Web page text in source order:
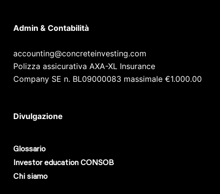
Admin & Contabilità
accounting@concreteinvesting.com
Polizza assicurativa AXA-XL Insurance
Company SE n. BL09000083 massimale €1.000.00
Divulgazione
Glossario
Investor education CONSOB
Chi siamo